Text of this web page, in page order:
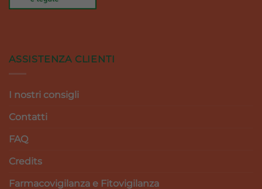
ASSISTENZA CLIENTI
I nostri consigli
Contatti
FAQ
Credits
Farmacovigilanza e Fitovigilanza